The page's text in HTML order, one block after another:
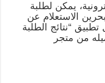
يمكن لطلبة
الاستعلام عن
“نتائج الطلبة
من متجر